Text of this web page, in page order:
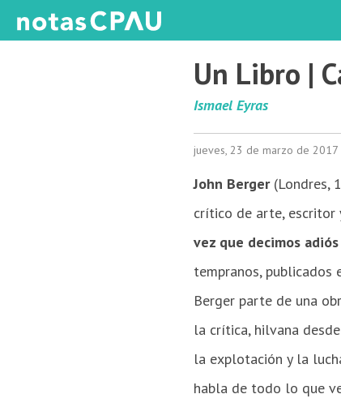
Un Libro |
Ismael Eyras
jueves, 23 de marzo de 2017
John Berger(Londres,
crítico de arte, escritor
vez que decimos adiós
tempranos, publicados
Berger parte de una
la crítica, hilva­na
la explotación y la
habla de todo lo que